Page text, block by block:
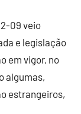
09 veio
e legislação
em vigor, no
algumas,
estrangeiros,